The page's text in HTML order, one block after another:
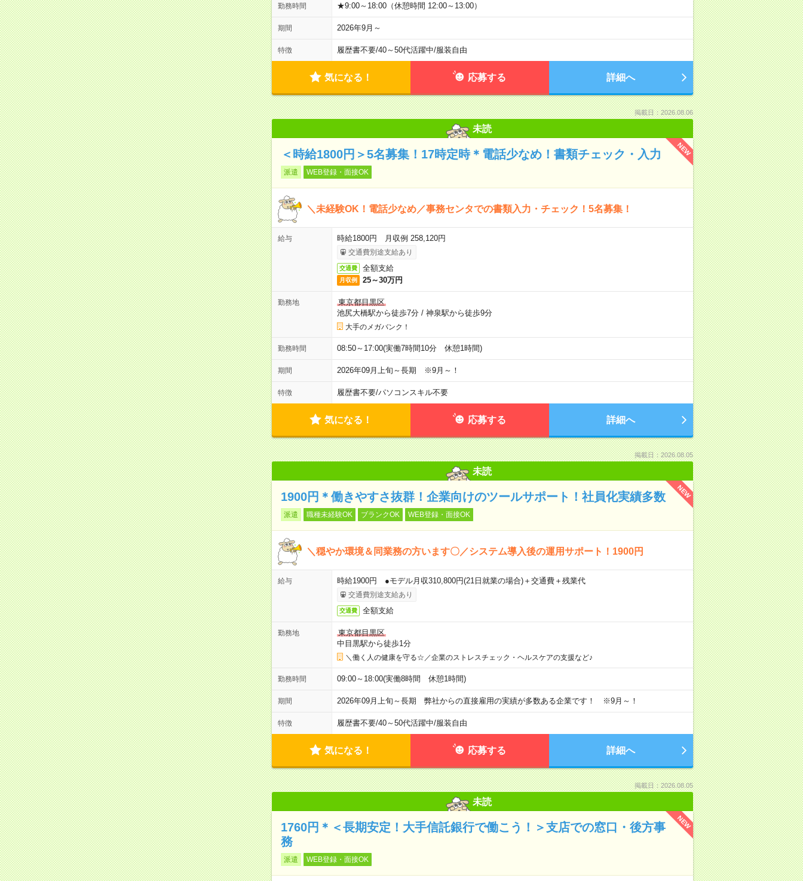
勤務時間 ★9:00～18:00（休憩時間 12:00～13:00）
期間 2026年9月～
特徴 履歴書不要/40～50代活躍中/服装自由
気になる！ 応募する 詳細へ
掲載日：2026.08.06
未読
NEW
＜時給1800円＞5名募集！17時定時＊電話少なめ！書類チェック・入力
派遣 WEB登録・面接OK
＼未経験OK！電話少なめ／事務センタでの書類入力・チェック！5名募集！
給与 時給1800円 月収例 258,120円
交通費別途支給あり
交通費 全額支給
月収例 25～30万円
勤務地
東京都目黒区
池尻大橋駅から徒歩7分/ 神泉駅から徒歩9分
大手のメガバンク！
勤務時間 08:50～17:00(実働7時間10分 休憩1時間)
期間 2026年09月上旬～長期 ※9月～！
特徴 履歴書不要/パソコンスキル不要
気になる！ 応募する 詳細へ
掲載日：2026.08.05
未読
NEW
1900円＊働きやすさ抜群！企業向けのツールサポート！社員化実績多数
派遣 職種未経験OK ブランクOK WEB登録・面接OK
＼穏やか環境＆同業務の方います〇／システム導入後の運用サポート！1900円
給与 時給1900円 ●モデル月収310,800円(21日就業の場合)＋交通費＋残業代
交通費別途支給あり
交通費 全額支給
勤務地
東京都目黒区
中目黒駅から徒歩1分
＼働く人の健康を守る☆／企業のストレスチェック・ヘルスケアの支援など♪
勤務時間 09:00～18:00(実働8時間 休憩1時間)
期間 2026年09月上旬～長期 弊社からの直接雇用の実績が多数ある企業です！ ※9月～！
特徴 履歴書不要/40～50代活躍中/服装自由
気になる！ 応募する 詳細へ
掲載日：2026.08.05
未読
NEW
1760円＊＜長期安定！大手信託銀行で働こう！＞支店での窓口・後方事
務
派遣 WEB登録・面接OK